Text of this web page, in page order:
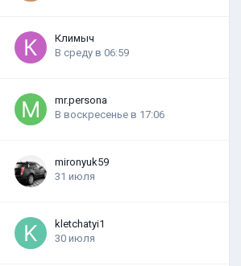
Климыч
В среду в 06:59
mr.persona
В воскресенье в 17:06
mironyuk59
31 июля
kletchatyi1
30 июля